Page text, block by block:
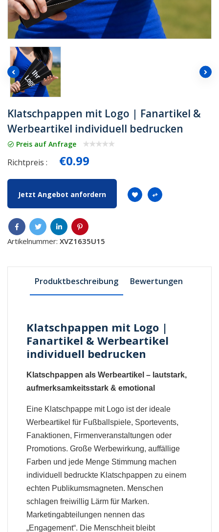
Klatschpappen mit Logo | Fanartikel &
Werbeartikel individuell bedrucken
Preis auf Anfrage
Richtpreis : €0.99
Jetzt Angebot anfordern
Artikelnummer: XVZ1635U15
Produktbeschreibung Bewertungen
Klatschpappen mit Logo |
Fanartikel & Werbeartikel
individuell bedrucken
Klatschpappen als Werbeartikel – lautstark,
aufmerksamkeitsstark & emotional
Eine Klatschpappe mit Logo ist der ideale
Werbeartikel für Fußballspiele, Sportevents,
Fanaktionen, Firmenveranstaltungen oder
Promotions. Große Werbewirkung, auffällige
Farben und jede Menge Stimmung machen
individuell bedruckte Klatschpappen zu einem
echten Publikumsmagneten. Menschen
schlagen freiwillig Lärm für Marken.
Marketingabteilungen nennen das
„Engagement“. Die Menschheit bleibt